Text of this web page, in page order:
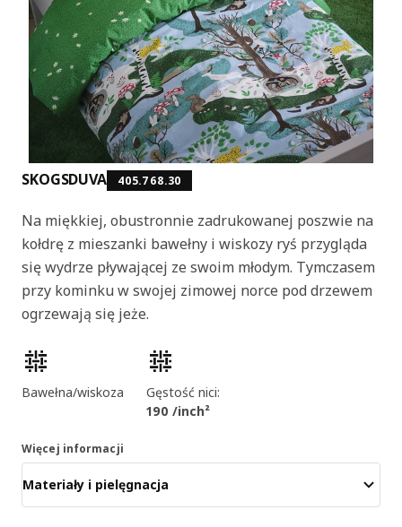
SKOGSDUVA 405.768.30
Na miękkiej, obustronnie zadrukowanej poszwie na
kołdrę z mieszanki bawełny i wiskozy ryś przygląda
się wydrze pływającej ze swoim młodym. Tymczasem
przy kominku w swojej zimowej norce pod drzewem
ogrzewają się jeże.
Cechy produktu
Bawełna/wiskoza
Gęstość nici:
190 /inch²
Więcej informacji
Materiały i pielęgnacja